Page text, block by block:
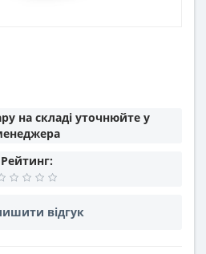
на складі уточнюйте у
Рейтинг:
відгук